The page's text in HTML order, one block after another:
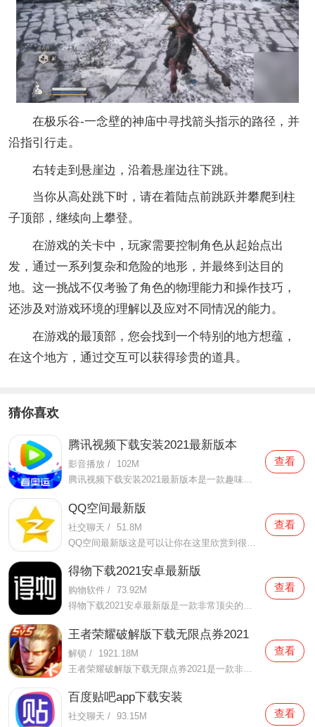
在极乐谷-一念壁的神庙中寻找箭头指示的路径，并
沿指引行走。
右转走到悬崖边，沿着悬崖边往下跳。
当你从高处跳下时，请在着陆点前跳跃并攀爬到柱
子顶部，继续向上攀登。
在游戏的关卡中，玩家需要控制角色从起始点出
发，通过一系列复杂和危险的地形，并最终到达目的
地。这一挑战不仅考验了角色的物理能力和操作技巧，
还涉及对游戏环境的理解以及应对不同情况的能力。
在游戏的最顶部，您会找到一个特别的地方想蕴，
在这个地方，通过交互可以获得珍贵的道具。
猜你喜欢
腾讯视频下载安装2021最新版本
影音播放 /
102M
腾讯视频下载安装2021最新版本是一款趣味性非常强的手机视频播放软件。在这款腾讯视频下载安装2021最新版本有很多当下热播的影片资源，在这里面可以看到有很多的精彩的影片，你想要观看的电视剧、电影、综艺、动漫等等统统都汇聚在这里面，影片的内容也都是非常丰富的，用户们
查看
QQ空间最新版
社交聊天 / 51.8M
查看
得物下载2021安卓最新版
购物软件 / 73.92M
得物下载2021安卓最新版是一款非常顶尖的潮流购物软件。在这款得物下载2021安卓最新版中拥有非常多当下潮流的时尚单品以及各种各样的球鞋，在这里为了让用户们在购买的时候可以放心，你所购买的每一件商品都会经过专业的鉴定，这里面汇聚了数百位专业的鉴定师会对你所购买的商
查看
王者荣耀破解版下载无限点券2021
解锁 /
1921.18M
王者荣耀破解版下载无限点券2021是一款非常火热的手机游戏。在这款王者荣耀破解版下载无限点券2021中有着非常好用的辅助工具，在这里面你可以轻轻松松就获得点券的使用，而且还是可以无限使用的哦，完全没有受限制，只要你下载了这款王者荣耀破解版下载无限点券2021之后就可以
查看
百度贴吧app下载安装
社交聊天 / 93.15M
查看